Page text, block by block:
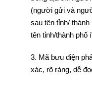
(người gửi và
sau tên tỉnh/
tên tỉnh/thành phố
3. Mã bưu điện
xác, rõ ràng, dễ